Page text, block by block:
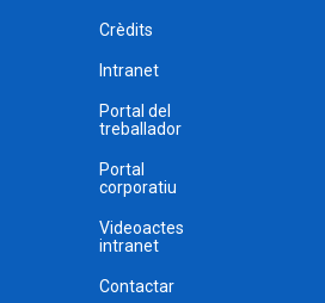
Crèdits
Intranet
Portal del
treballador
Portal
corporatiu
Videoactes
intranet
Contactar